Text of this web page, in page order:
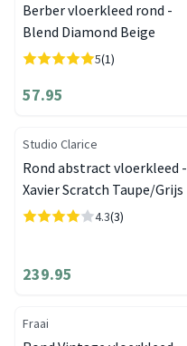
Berber vloerkleed rond -
Blend Diamond Beige
5(1)
57.95
Studio Clarice
Rond abstract vloerkleed -
Xavier Scratch Taupe/Grijs
4.3(3)
239.95
Fraai